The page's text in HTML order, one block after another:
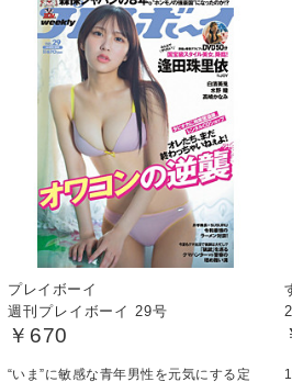
プレイボーイ
週刊プレイボーイ 29号
￥670
“いま”に敏感な青年男性を元気にする定